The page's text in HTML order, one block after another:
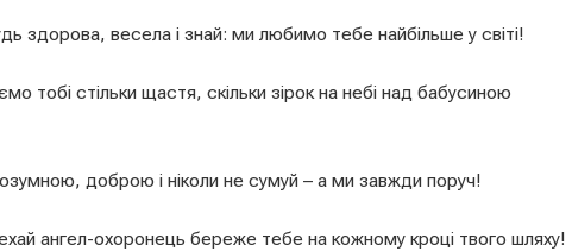
здорова, весела і знай: ми любимо тебе найбільше у світі!
тобі стільки щастя, скільки зірок на небі над бабусиною
доброю і ніколи не сумуй – а ми завжди поруч!
ангел-охоронець береже тебе на кожному кроці твого шляху!